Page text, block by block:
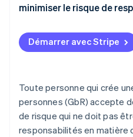
minimiser le risque de
Démarrer avec Stripe
Toute personne qui crée
personnes (GbR) accepte
de risque qui ne doit pas
responsabilités en matière